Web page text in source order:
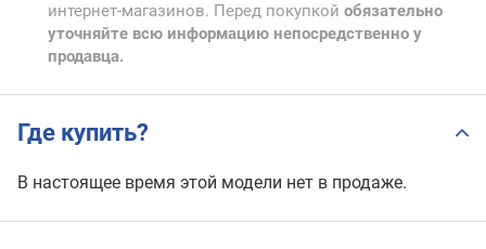
интернет-магазинов. Перед покупкой обязательно
уточняйте всю информацию непосредственно у
продавца.
Где купить?
В настоящее время этой модели нет в продаже.